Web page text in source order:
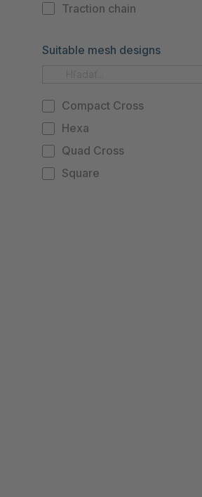
Traction chain
Suitable mesh designs
Compact Cross
Hexa
Quad Cross
Square